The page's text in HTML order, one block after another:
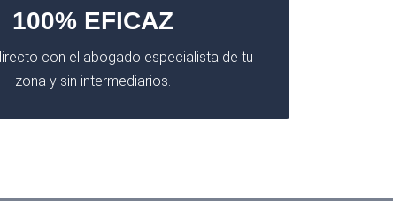
100% EFICAZ
con el abogado especialista de tu
zona y sin intermediarios.